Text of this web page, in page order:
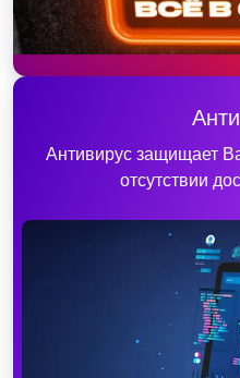
Антивирус защищает
отсутствии